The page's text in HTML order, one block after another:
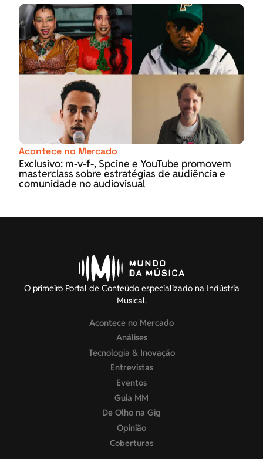
Acontece no Mercado
Exclusivo: m-v-f-, Spcine e YouTube promovem
masterclass sobre estratégias de audiência e
comunidade no audiovisual
O primeiro Portal de Conteúdo especializado na Indústria
Musical.
Acontece no Mercado
Análises
Tecnologia & Inovação
Entrevistas
Eventos
Guia MM
De Olho na Gig
Opinião
Coberturas